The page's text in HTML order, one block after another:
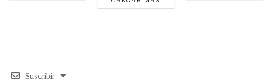
Suscribir